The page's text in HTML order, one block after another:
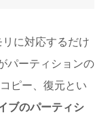
に対応するだけ
パーティションの
ピー、復元とい
ブのパーティシ